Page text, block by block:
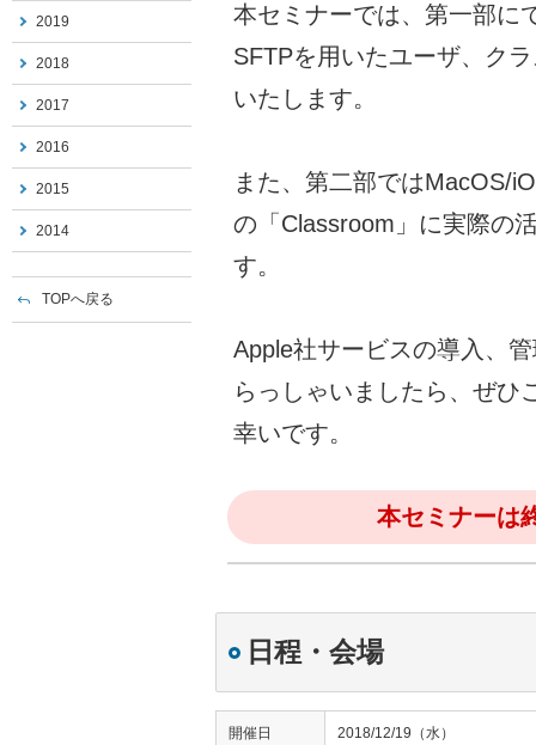
本セミナーでは、第一部に
SFTPを用いたユーザ、ク
いたします。
また、第二部ではMacOS/
の「Classroom」に実際の
す。
Apple社サービスの導入、
らっしゃいましたら、ぜひ
幸いです。
本セミナーは
日程・会場
開催日 2018/12/19（水）
2019
2018
2017
2016
2015
2014
TOPへ戻る